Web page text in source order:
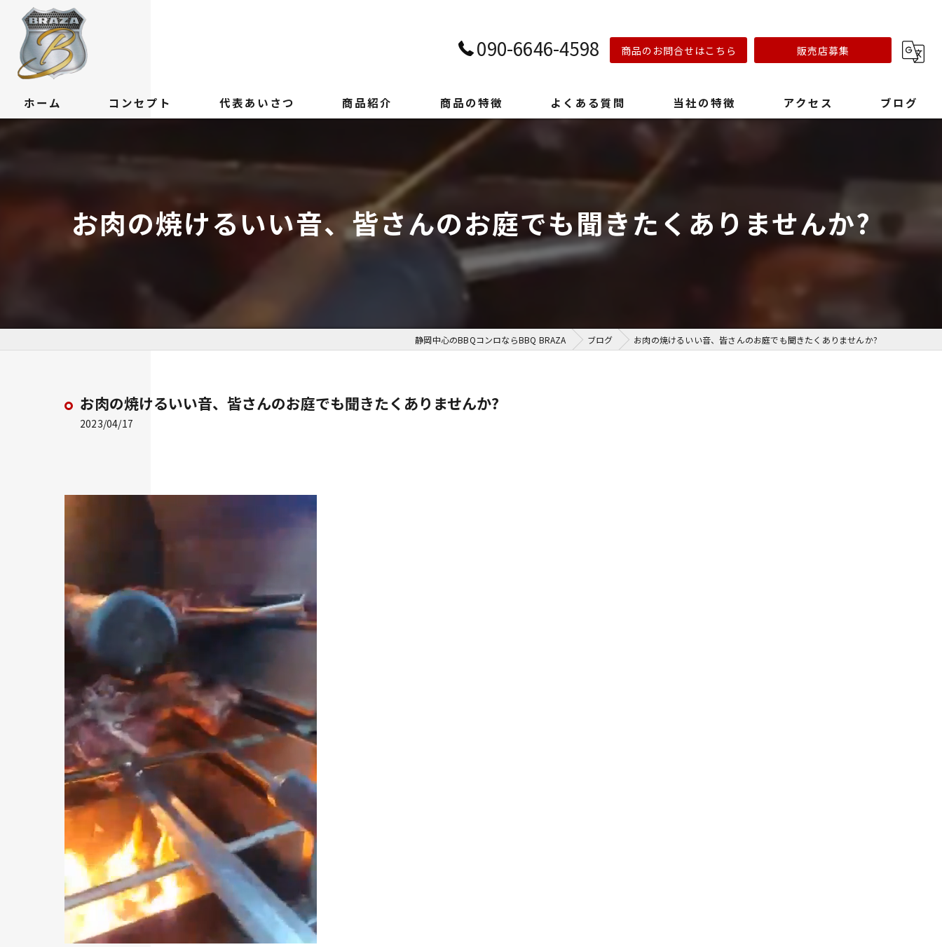
090-6646-4598 商品のお問合せはこちら 販売店募集
ホーム コンセプト 代表あいさつ 商品紹介 商品の特徴 よくある質問 当社の特徴
おしゃれ
アクセス ブログ
お肉の焼けるいい音、皆さんのお庭でも聞きたくありませんか?
静岡中心のBBQコンロならBBQ BRAZA ブログ お肉の焼けるいい音、皆さんのお庭でも聞きたくありませんか?
お肉の焼けるいい音、皆さんのお庭でも聞きたくありませんか?
2023/04/17